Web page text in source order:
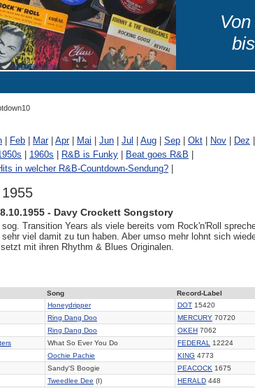
Feb Mar| Apr| Mai Jun Jul Aug Sep Okt Nov Dez
1960s R&B is Funky Beat goes R&B
in welcher R&B-Countdown-Sendung?
- Davy Crockett Songstory
Transition Years als viele bereits vom Rock'n'Roll
viel damit zu tun haben. Aber umso mehr lohnt sich
mit ihren Rhythm & Blues Originalen.
Song Record-Label
Honeydripper DOT 15420
Ring Dang Doo MERCURY 70720
Ring Dang Doo OKEH 7062
What So Ever You Do FEDERAL 12224
Oochie Pachie KING 4773
Sandy'S Boogie PEACOCK 1675
Tweedlee Dee (I) HERALD 448